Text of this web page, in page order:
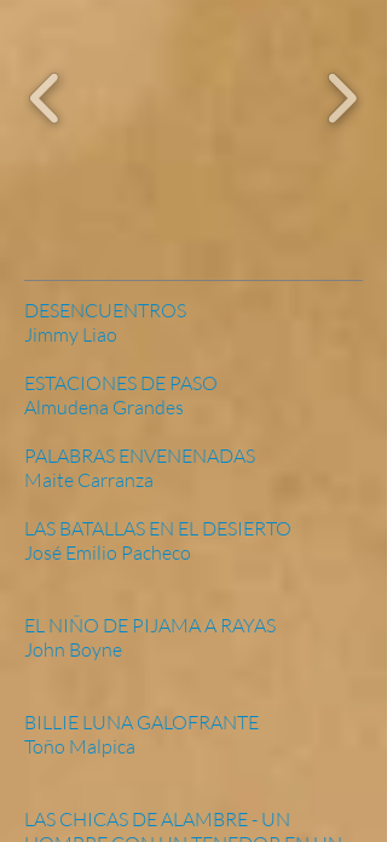
DESENCUENTROS
Jimmy Liao
ESTACIONES DE PASO
Almudena Grandes
PALABRAS ENVENENADAS
Maite Carranza
LAS BATALLAS EN EL DESIERTO
José Emilio Pacheco
EL NIÑO DE PIJAMA A RAYAS
John Boyne
BILLIE LUNA GALOFRANTE
Toño Malpica
LAS CHICAS DE ALAMBRE - UN